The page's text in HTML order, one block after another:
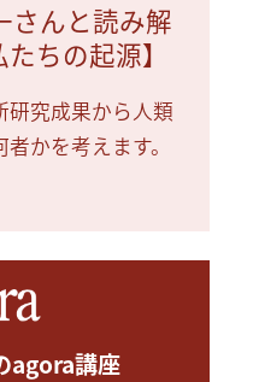
さんと読み解
ちの起源】
研究成果から人類
かを考えます。
agora講座